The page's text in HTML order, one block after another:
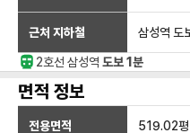
근처 지하철 삼성역 도
2호선 삼성역 도보 1분
면적 정보
전용면적 519.02